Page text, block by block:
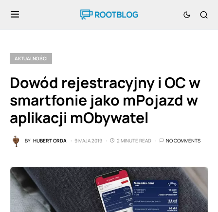
AKTUALNOŚCI
Dowód rejestracyjny i OC w
smartfonie jako mPojazd w
aplikacji mObywatel
BY HUBERT ORDA 9 MAJA 2019 2 MINUTE READ NO COMMENTS